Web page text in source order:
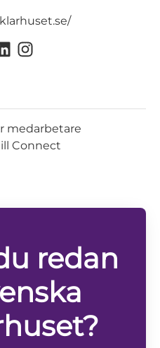
medarbetare
Connect
redan